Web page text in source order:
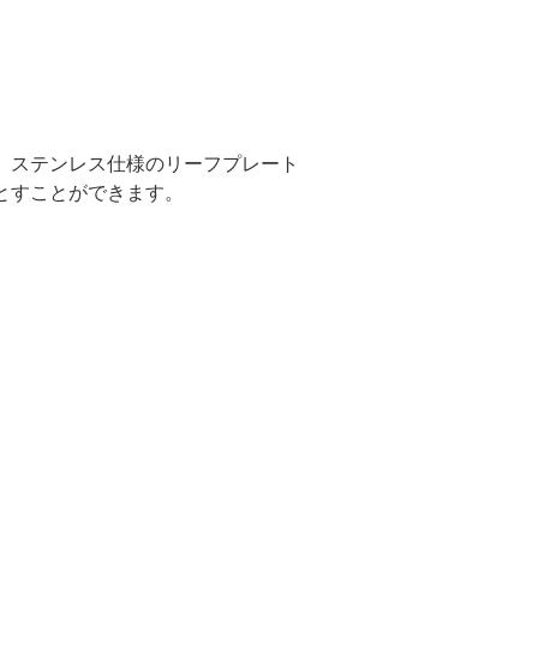
テンレス仕様のリーフプレート
ことができます。